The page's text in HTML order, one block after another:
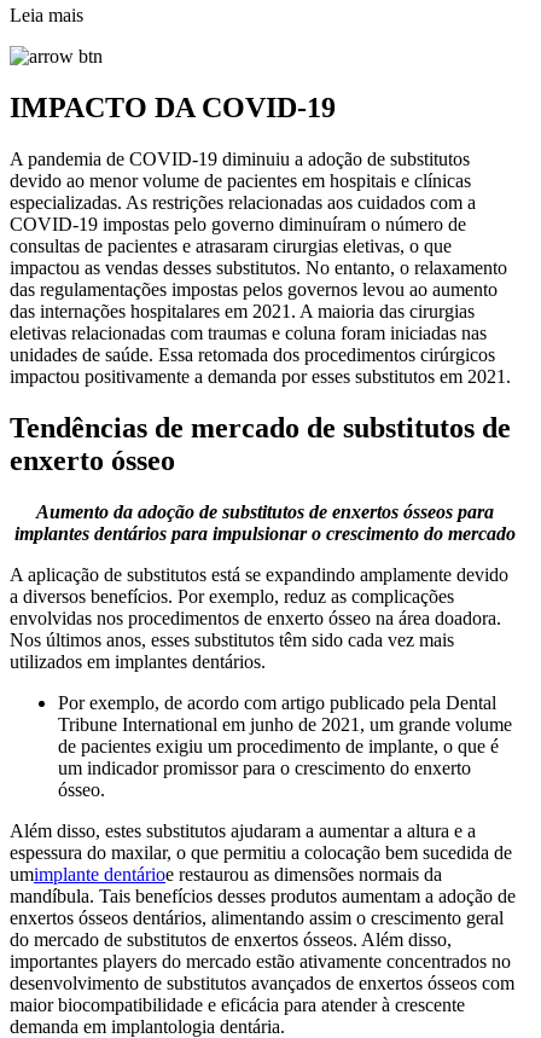
Leia mais
IMPACTO DA COVID-19
A pandemia de COVID-19 diminuiu a adoção de substitutos
devido ao menor volume de pacientes em hospitais e clínicas
especializadas. As restrições relacionadas aos cuidados com a
COVID-19 impostas pelo governo diminuíram o número de
consultas de pacientes e atrasaram cirurgias eletivas, o que
impactou as vendas desses substitutos. No entanto, o relaxamento
das regulamentações impostas pelos governos levou ao aumento
das internações hospitalares em 2021. A maioria das cirurgias
eletivas relacionadas com traumas e coluna foram iniciadas nas
unidades de saúde. Essa retomada dos procedimentos cirúrgicos
impactou positivamente a demanda por esses substitutos em 2021.
Tendências de mercado de substitutos de
enxerto ósseo
Aumento da adoção de substitutos de enxertos ósseos para
implantes dentários para impulsionar o crescimento do mercado
A aplicação de substitutos está se expandindo amplamente devido
a diversos benefícios. Por exemplo, reduz as complicações
envolvidas nos procedimentos de enxerto ósseo na área doadora.
Nos últimos anos, esses substitutos têm sido cada vez mais
utilizados em implantes dentários.
Por exemplo, de acordo com artigo publicado pela Dental
Tribune International em junho de 2021, um grande volume
de pacientes exigiu um procedimento de implante, o que é
um indicador promissor para o crescimento do enxerto
ósseo.
Além disso, estes substitutos ajudaram a aumentar a altura e a
espessura do maxilar, o que permitiu a colocação bem sucedida de
umimplante dentárioe restaurou as dimensões normais da
mandíbula. Tais benefícios desses produtos aumentam a adoção de
enxertos ósseos dentários, alimentando assim o crescimento geral
do mercado de substitutos de enxertos ósseos. Além disso,
importantes players do mercado estão ativamente concentrados no
desenvolvimento de substitutos avançados de enxertos ósseos com
maior biocompatibilidade e eficácia para atender à crescente
demanda em implantologia dentária.